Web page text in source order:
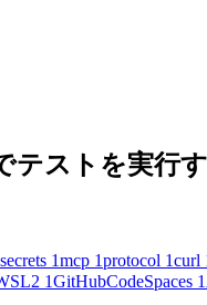
テストを実行
1mcp 1protocol 1curl
1GitHubCodeSpaces 1